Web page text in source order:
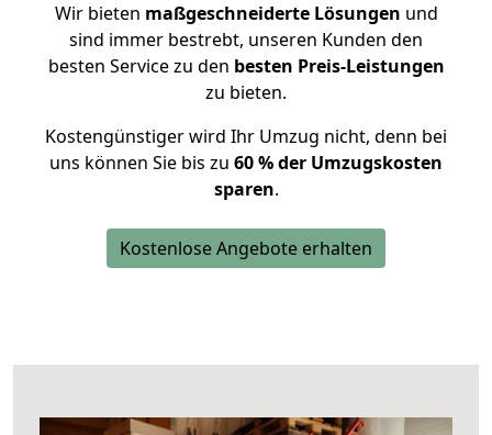
Wir bieten maßgeschneiderte Lösungen und
sind immer bestrebt, unseren Kunden den
besten Service zu den besten Preis-Leistungen
zu bieten.
Kostengünstiger wird Ihr Umzug nicht, denn bei
uns können Sie bis zu 60 % der Umzugskosten
sparen.
Kostenlose Angebote erhalten